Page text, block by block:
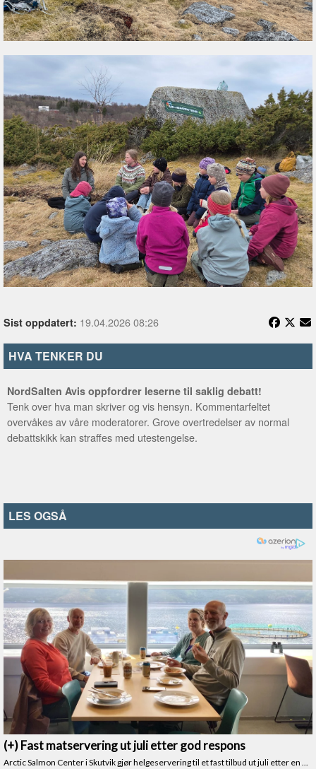
Sist oppdatert: 19.04.2026 08:26
HVA TENKER DU
NordSalten Avis oppfordrer leserne til saklig debatt!
Tenk over hva man skriver og vis hensyn. Kommentarfeltet
overvåkes av våre moderatorer. Grove overtredelser av normal
debattskikk kan straffes med utestengelse.
LES OGSÅ